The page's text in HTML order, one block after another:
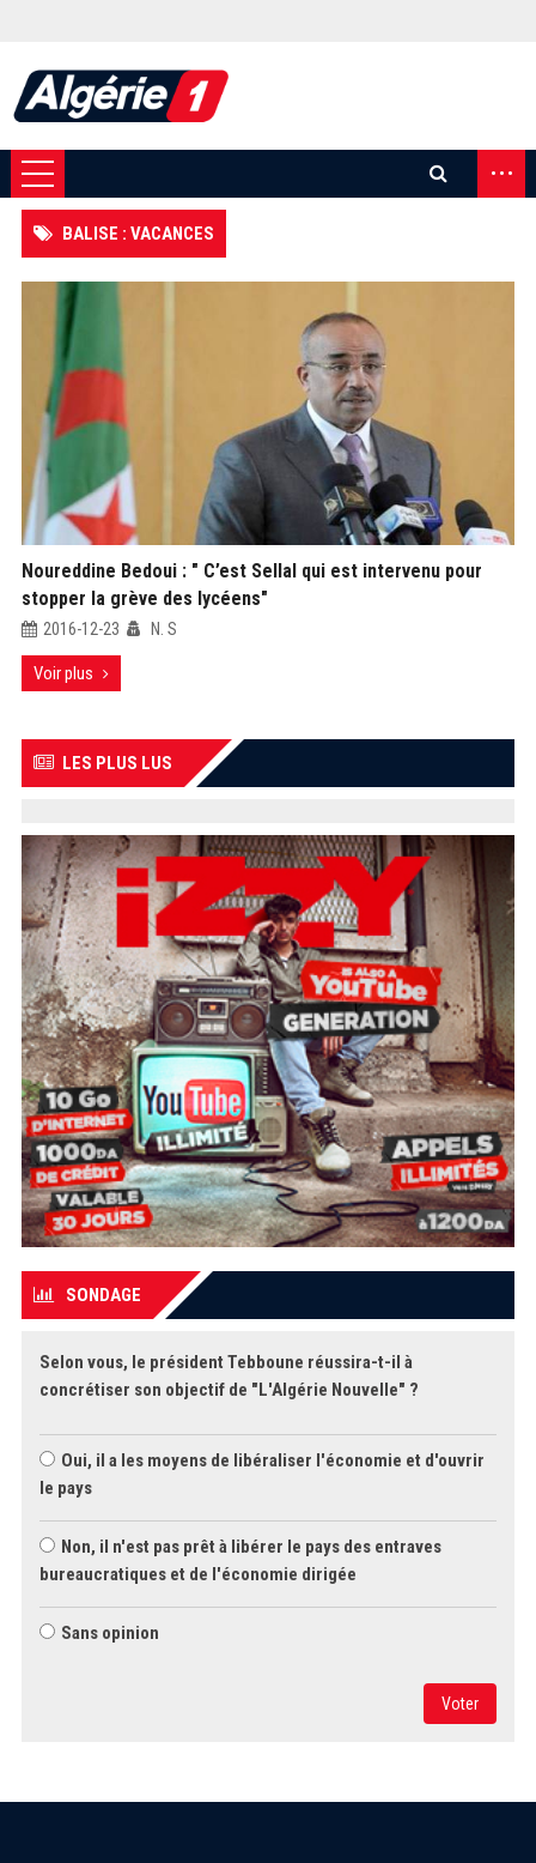
...
BALISE : VACANCES
Noureddine Bedoui : " C’est Sellal qui est intervenu pour
stopper la grève des lycéens"
2016-12-23 N. S
Voir plus
LES PLUS LUS
SONDAGE
Selon vous, le président Tebboune réussira-t-il à
concrétiser son objectif de "L'Algérie Nouvelle" ?
Oui, il a les moyens de libéraliser l'économie et d'ouvrir
le pays
Non, il n'est pas prêt à libérer le pays des entraves
bureaucratiques et de l'économie dirigée
Sans opinion
Voter